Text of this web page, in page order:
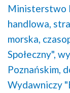
Ministerstwo
handlowa,
morska,
Społeczny",
Poznańskim,
Wydawniczy